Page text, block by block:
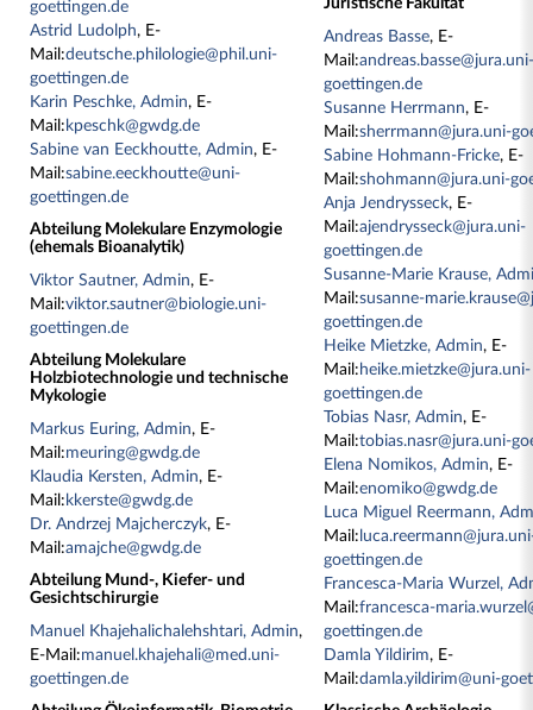
goettingen.de
Astrid Ludolph, E-
Mail:deutsche.philologie@phil.uni-
goettingen.de
Karin Peschke, Admin, E-
Mail: kpeschk@gwdg.de
Sabine van Eeckhoutte, Admin, E-
Mail:sabine.eeckhoutte@uni-
goettingen.de
Abteilung Molekulare Enzymologie
(ehemals Bioanalytik)
Viktor Sautner, Admin, E-
Mail:viktor.sautner@biologie.uni-
goettingen.de
Abteilung Molekulare
Holzbiotechnologie und technische
Mykologie
Markus Euring, Admin, E-
Mail:meuring@gwdg.de
Klaudia Kersten, Admin, E-
Mail: kkerste@gwdg.de
Dr. Andrzej Majcherczyk, E-
Mail:amajche@gwdg.de
Abteilung Mund-, Kiefer- und
Gesichtschirurgie
Manuel Khajehalichalehshtari, Admin,
E-Mail:manuel.khajehali@med.uni-
goettingen.de
Juristische Fakultät
Andreas Basse, E-
Mail:
goettingen.de
Susanne Herrmann, E-
Mail:sherrmann@jura.uni-
Sabine Hohmann-Fricke, E-
Mail:shohmann@jura.uni-
Anja Jendrysseck, E-
Mail:ajendrysseck@jura.uni-
goettingen.de
Susanne-Marie Krause,
Mail:susanne-
goettingen.de
Heike Mietzke, Admin, E-
Mail: heike.mietzke@jura.uni-
goettingen.de
Tobias Nasr, Admin, E-
Mail:tobias.nasr@jura.uni-
Elena Nomikos, Admin, E-
Mail:enomiko@gwdg.de
Luca Miguel Reermann,
Mail:
goettingen.de
Francesca-Maria Wurzel,
Mail:francesca-
goettingen.de
Damla Yildirim, E-
Mail:damla.yildirim@uni-